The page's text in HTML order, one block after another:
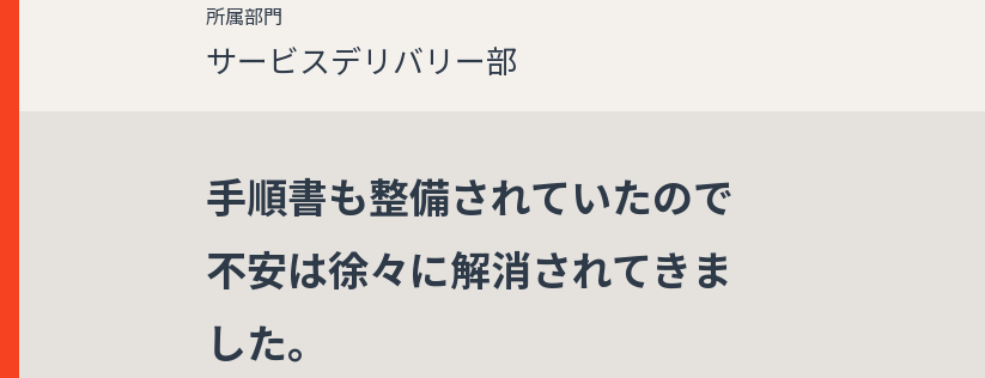
所属部門
サービスデリバリー部
手順書も整備されていたので
不安は徐々に解消されてきま
した。